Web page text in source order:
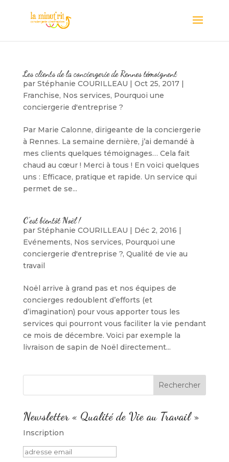
Les clients de la conciergerie de Rennes témoignent
par Stéphanie COURILLEAU | Oct 25, 2017|
Franchise, Nos services, Pourquoi une
conciergerie d'entreprise ?
Par Marie Calonne, dirigeante de la conciergerie
à Rennes. La semaine dernière, j’ai demandé à
mes clients quelques témoignages… Cela fait
chaud au cœur ! Merci à tous ! En voici quelques
uns : Efficace, pratique et rapide. Un service qui
permet de se...
C’est bientôt Noël !
par Stéphanie COURILLEAU | Déc 2, 2016 |
Evénements, Nos services, Pourquoi une
conciergerie d'entreprise ?, Qualité de vie au
travail
Noël arrive à grand pas et nos équipes de
concierges redoublent d’efforts (et
d’imagination) pour vous apporter tous les
services qui pourront vous faciliter la vie pendant
ce mois de décembre. Voici par exemple la
livraison de sapin de Noël directement...
Newsletter « Qualité de Vie au Travail »
Inscription